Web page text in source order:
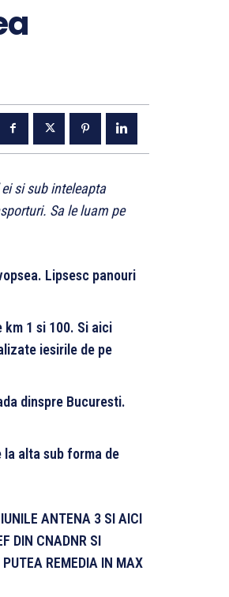
si sub inteleapta
Sa le luam pe
Lipsesc panouri
1 si 100. Si aici
iesirile de pe
dinspre Bucuresti.
alta sub forma de
ANTENA 3 SI AICI
DIN CNADNR SI
REMEDIA IN MAX